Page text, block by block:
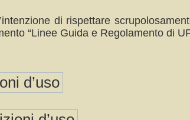
di rispettare
“Linee Guida e Regolamento di